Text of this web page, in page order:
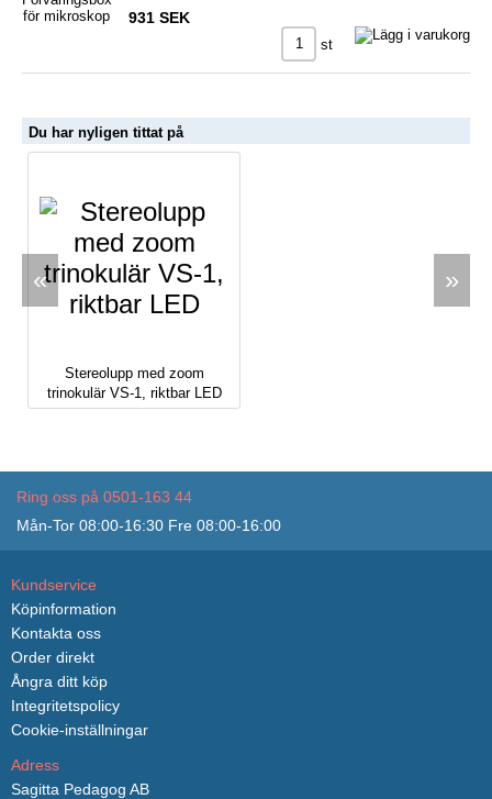
931 SEK
st
Du har nyligen tittat på
«
Stereolupp med zoom
trinokulär VS-1, riktbar LED
»
Ring oss på 0501-163 44
Mån-Tor 08:00-16:30 Fre 08:00-16:00
Kundservice
Köpinformation
Kontakta oss
Order direkt
Ångra ditt köp
Integritetspolicy
Cookie-inställningar
Adress
Sagitta Pedagog AB